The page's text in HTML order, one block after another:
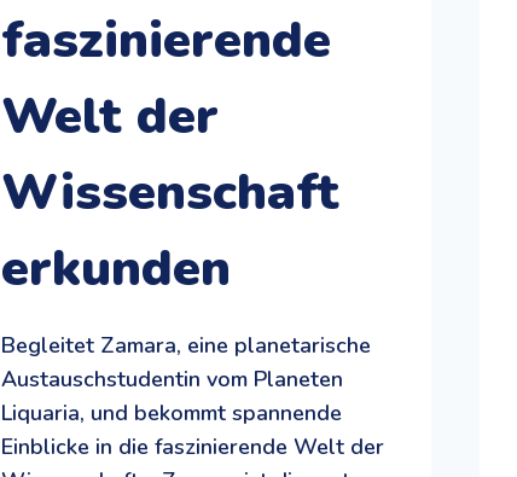
faszinierende
Welt der
Wissenschaft
erkunden
Begleitet Zamara, eine planetarische
Austauschstudentin vom Planeten
Liquaria, und bekommt spannende
Einblicke in die faszinierende Welt der